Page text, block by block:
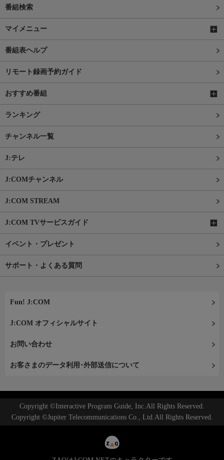
番組検索
マイメニュー
番組表ヘルプ
リモート録画予約ガイド
おすすめ番組
ランキング
チャンネル一覧
J:テレ
J:COMチャンネル
J:COM STREAM
J:COM TVサービスガイド
イベント・プレゼント
サポート・よくある質問
Fun! J:COM
J:COM オフィシャルサイト
お問い合わせ
お客さまのデータ利用･外部送信について
Copyright ©Interactive Program Guide, Inc.All Rights Reserved.
Copyright ©Jupiter Telecommunications Co., Ltd.All Rights Reserved.